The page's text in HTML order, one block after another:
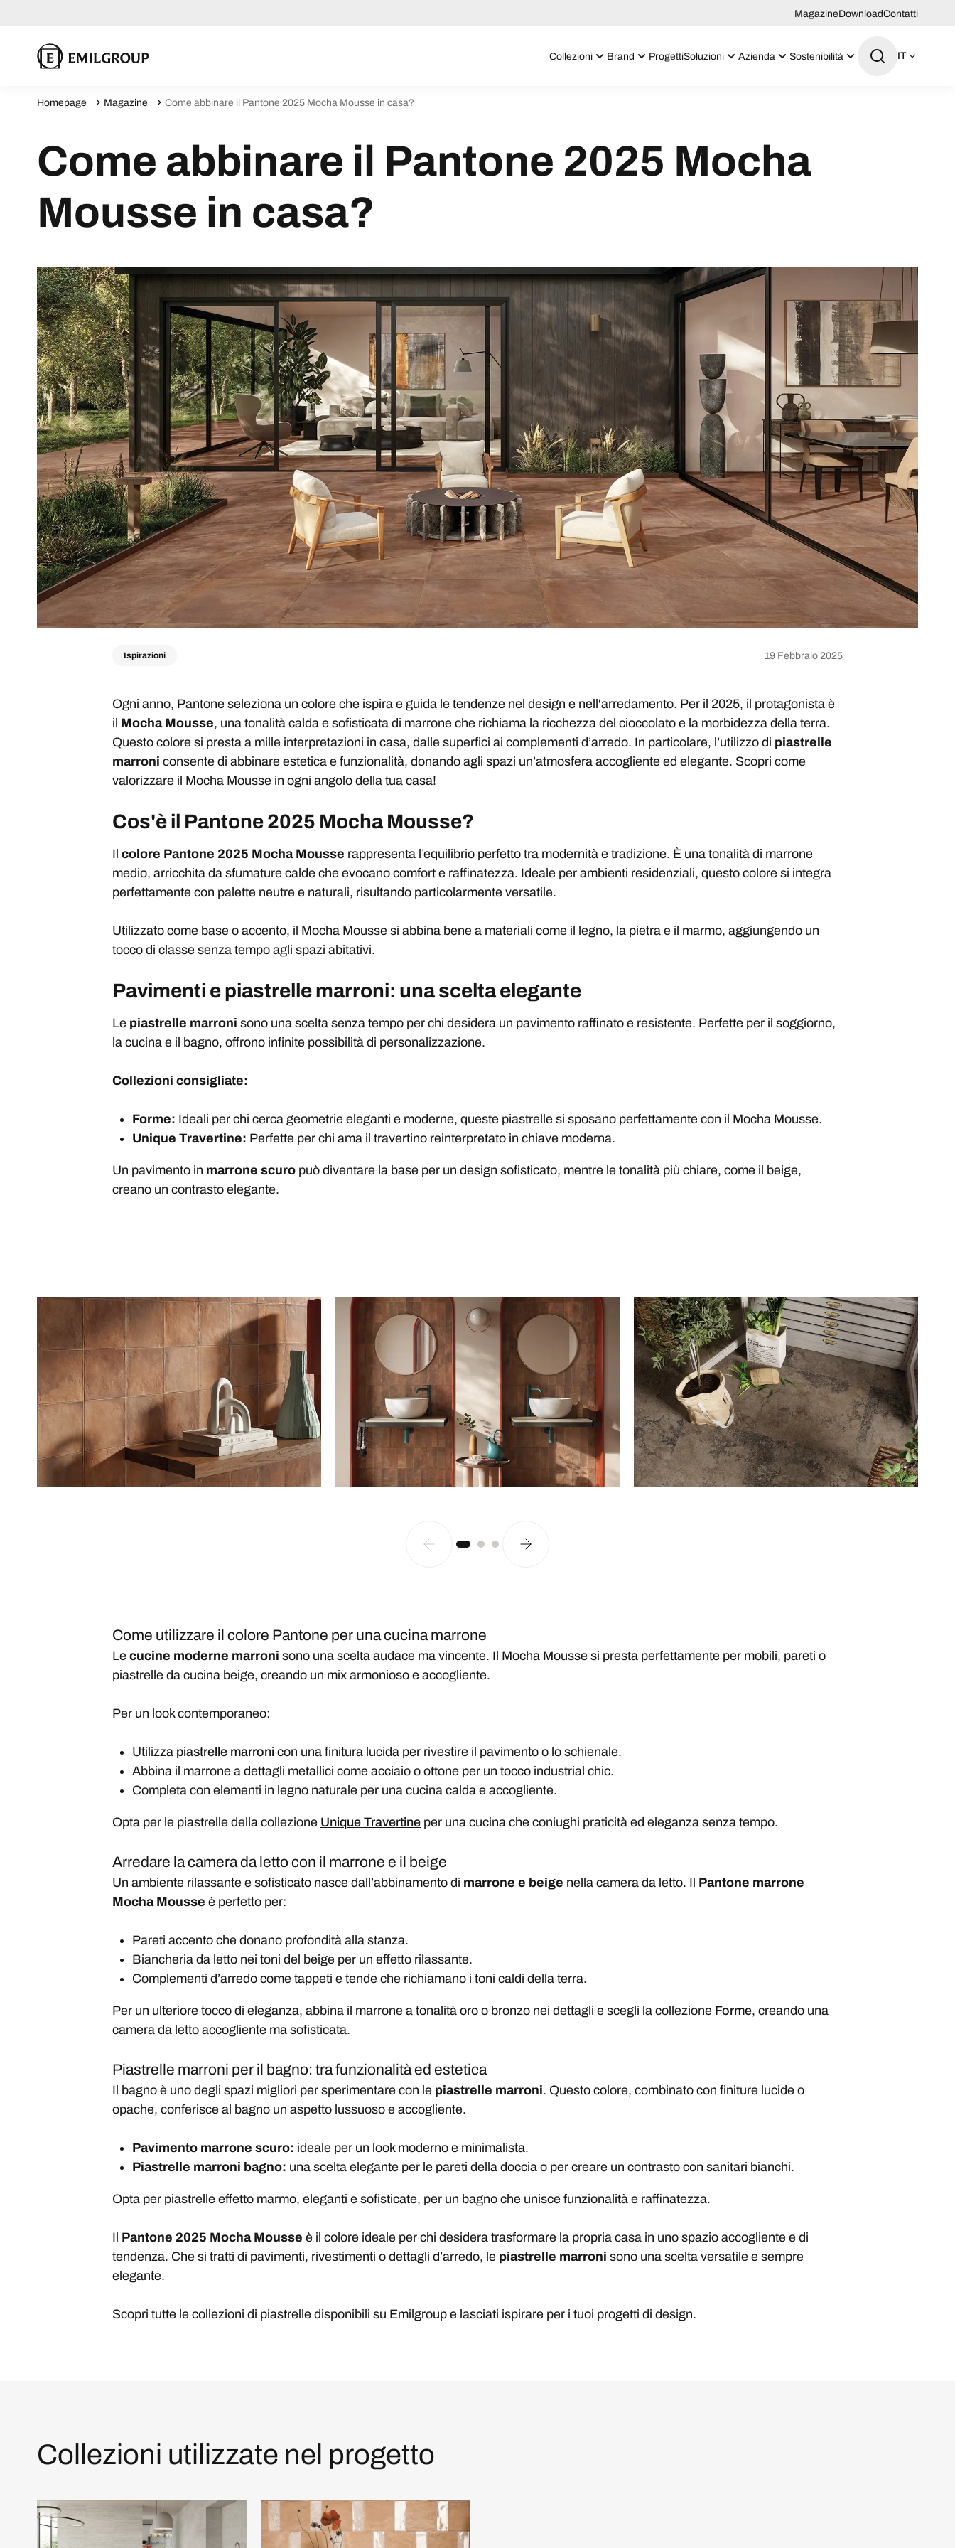
MagazineDownloadContatti
Collezioni Brand ProgettiSoluzioni Azienda Sostenibilità IT
Homepage Magazine Come abbinare il Pantone 2025 Mocha Mousse in casa?
Come abbinare il Pantone 2025 Mocha
Mousse in casa?
Ispirazioni 19 Febbraio 2025
Ogni anno, Pantone seleziona un colore che ispira e guida le tendenze nel design e nell'arredamento. Per il 2025, il protagonista è
il Mocha Mousse, una tonalità calda e sofisticata di marrone che richiama la ricchezza del cioccolato e la morbidezza della terra.
Questo colore si presta a mille interpretazioni in casa, dalle superfici ai complementi d’arredo. In particolare, l’utilizzo di piastrelle
marroni consente di abbinare estetica e funzionalità, donando agli spazi un’atmosfera accogliente ed elegante. Scopri come
valorizzare il Mocha Mousse in ogni angolo della tua casa!
Cos'è il Pantone 2025 Mocha Mousse?
Il colore Pantone 2025 Mocha Mousse rappresenta l’equilibrio perfetto tra modernità e tradizione. È una tonalità di marrone
medio, arricchita da sfumature calde che evocano comfort e raffinatezza. Ideale per ambienti residenziali, questo colore si integra
perfettamente con palette neutre e naturali, risultando particolarmente versatile.
Utilizzato come base o accento, il Mocha Mousse si abbina bene a materiali come il legno, la pietra e il marmo, aggiungendo un
tocco di classe senza tempo agli spazi abitativi.
Pavimenti e piastrelle marroni: una scelta elegante
Le piastrelle marroni sono una scelta senza tempo per chi desidera un pavimento raffinato e resistente. Perfette per il soggiorno,
la cucina e il bagno, offrono infinite possibilità di personalizzazione.
Collezioni consigliate:
Forme: Ideali per chi cerca geometrie eleganti e moderne, queste piastrelle si sposano perfettamente con il Mocha Mousse.
Unique Travertine: Perfette per chi ama il travertino reinterpretato in chiave moderna.
Un pavimento in marrone scuro può diventare la base per un design sofisticato, mentre le tonalità più chiare, come il beige,
creano un contrasto elegante.
Come utilizzare il colore Pantone per una cucina marrone
Le cucine moderne marroni sono una scelta audace ma vincente. Il Mocha Mousse si presta perfettamente per mobili, pareti o
piastrelle da cucina beige, creando un mix armonioso e accogliente.
Per un look contemporaneo:
Utilizza piastrelle marroni con una finitura lucida per rivestire il pavimento o lo schienale.
Abbina il marrone a dettagli metallici come acciaio o ottone per un tocco industrial chic.
Completa con elementi in legno naturale per una cucina calda e accogliente.
Opta per le piastrelle della collezione Unique Travertine per una cucina che coniughi praticità ed eleganza senza tempo.
Arredare la camera da letto con il marrone e il beige
Un ambiente rilassante e sofisticato nasce dall’abbinamento di marrone e beige nella camera da letto. Il Pantone marrone
Mocha Mousse è perfetto per:
Pareti accento che donano profondità alla stanza.
Biancheria da letto nei toni del beige per un effetto rilassante.
Complementi d’arredo come tappeti e tende che richiamano i toni caldi della terra.
Per un ulteriore tocco di eleganza, abbina il marrone a tonalità oro o bronzo nei dettagli e scegli la collezione Forme, creando una
camera da letto accogliente ma sofisticata.
Piastrelle marroni per il bagno: tra funzionalità ed estetica
Il bagno è uno degli spazi migliori per sperimentare con le piastrelle marroni. Questo colore, combinato con finiture lucide o
opache, conferisce al bagno un aspetto lussuoso e accogliente.
Pavimento marrone scuro: ideale per un look moderno e minimalista.
Piastrelle marroni bagno: una scelta elegante per le pareti della doccia o per creare un contrasto con sanitari bianchi.
Opta per piastrelle effetto marmo, eleganti e sofisticate, per un bagno che unisce funzionalità e raffinatezza.
Il Pantone 2025 Mocha Mousse è il colore ideale per chi desidera trasformare la propria casa in uno spazio accogliente e di
tendenza. Che si tratti di pavimenti, rivestimenti o dettagli d’arredo, le piastrelle marroni sono una scelta versatile e sempre
elegante.
Scopri tutte le collezioni di piastrelle disponibili su Emilgroup e lasciati ispirare per i tuoi progetti di design.
Collezioni utilizzate nel progetto